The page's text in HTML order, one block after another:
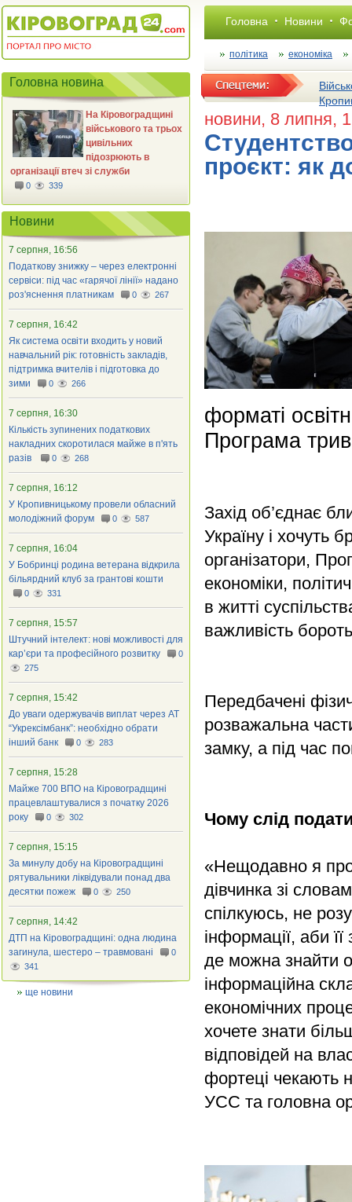
Головна Новини
політика економіка
новини, 8 липня,
проєкт: як
форматі
Програма
Захід об’єднає
Україну і хочуть
організатори,
економіки,
в житті
важливість
Передбачені
розважальна
замку, а під час
Чому слід
«Нещодавно я
дівчинка зі
спілкуюсь, не
інформації, аби
де можна знайти
інформаційна
економічних
хочете знати
відповідей на
фортеці чекають
УСС та головна
Головна новина
На Кіровоградщині
військового та трьох
цивільних
підозрюють в
організації втеч зі служби
0 339
Новини
7 серпня, 16:56
Податкову знижку – через електронні
сервіси: під час «гарячої лінії» надано
роз'яснення платникам
0 267
7 серпня, 16:42
Як система освіти входить у новий
навчальний рік: готовність закладів,
підтримка вчителів і підготовка до
зими
0 266
7 серпня, 16:30
Кількість зупинених податкових
накладних скоротилася майже в п'ять
разів
0 268
7 серпня, 16:12
У Кропивницькому провели обласний
молодіжний форум
0 587
7 серпня, 16:04
У Бобринці родина ветерана відкрила
більярдний клуб за грантові кошти
0 331
7 серпня, 15:57
Штучний інтелект: нові можливості для
кар’єри та професійного розвитку
0
275
7 серпня, 15:42
До уваги одержувачів виплат через АТ
“Укрексімбанк”: необхідно обрати
інший банк
0 283
7 серпня, 15:28
Майже 700 ВПО на Кіровоградщині
працевлаштувалися з початку 2026
року
0 302
7 серпня, 15:15
За минулу добу на Кіровоградщині
рятувальники ліквідували понад два
десятки пожеж
0 250
7 серпня, 14:42
ДТП на Кіровоградщині: одна людина
загинула, шестеро – травмовані
0
341
ще новини